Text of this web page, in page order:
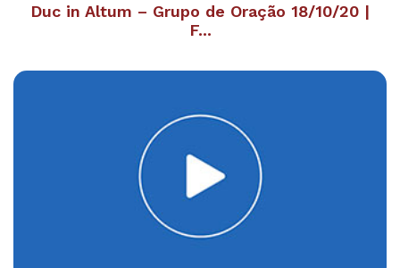
Duc in Altum – Grupo de Oração 18/10/20 |
F...